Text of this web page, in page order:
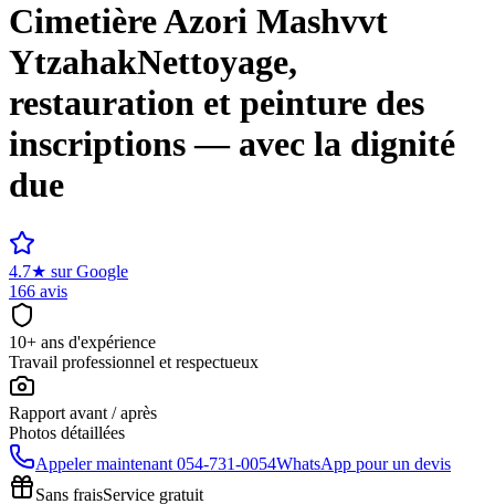
CimetièreAzori Mashvvt
YtzahakNettoyage,
restauration et peinture des
inscriptions — avec la dignité
due
4.7★ sur Google
166 avis
10+ ans d'expérience
Travail professionnel et respectueux
Rapport avant / après
Photos détaillées
Appeler maintenant 054-731-0054WhatsApp pour un devis
Sans fraisService gratuit